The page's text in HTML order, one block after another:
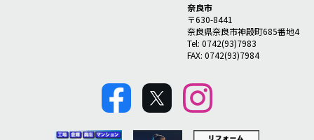
奈良市
〒630-8441
奈良県奈良市神殿町685番地4
Tel: 0742(93)7983
FAX: 0742(93)7984